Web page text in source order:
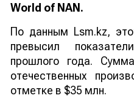
World of NAN .
По данным Lsm.kz,
превысил
прошлого года.
отечественных
отметке в $35 млн.